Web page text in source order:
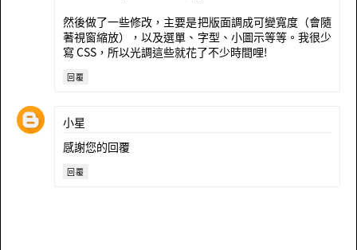
然後做了一些修改，主要是把版面調成可變寬度（會隨
著視窗縮放），以及選單、字型、小圖示等等。我很少
寫 CSS，所以光調這些就花了不少時間哩!
回覆
小星
感謝您的回覆
回覆